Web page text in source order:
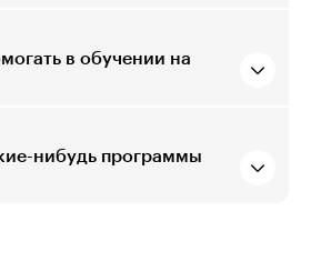
в обучении на
нибудь программы